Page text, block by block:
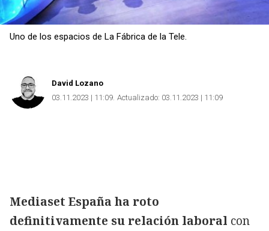
Uno de los espacios de La Fábrica de la Tele.
David Lozano
03.11.2023 | 11:09 Actualizado: 03.11.2023 | 11:09
Mediaset España ha roto
definitivamente su relación laboral con